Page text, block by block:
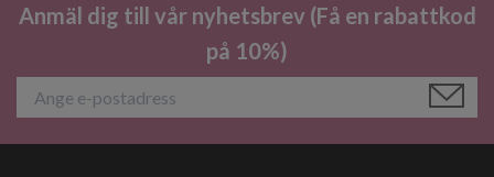
Anmäl dig till vår nyhetsbrev (Få en rabattkod
på 10%)